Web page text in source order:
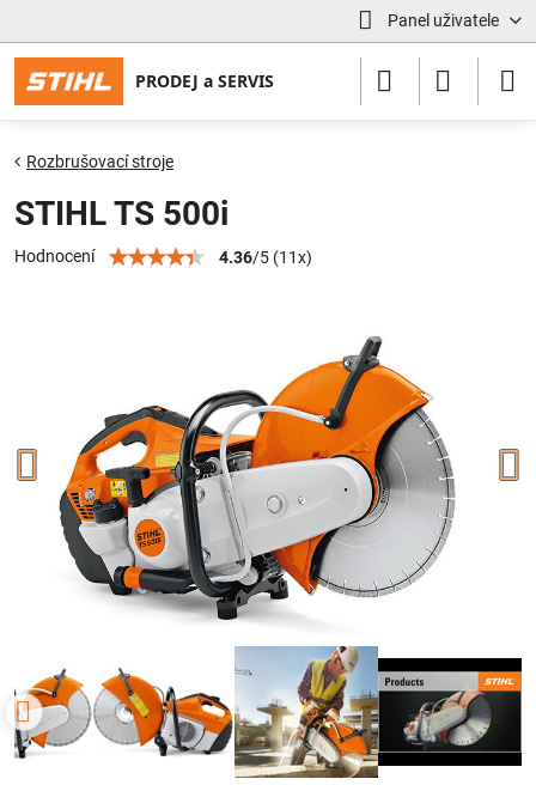
Panel uživatele
Rozbrušovací stroje
STIHL TS 500i
Hodnocení 4.36/5 (11x)